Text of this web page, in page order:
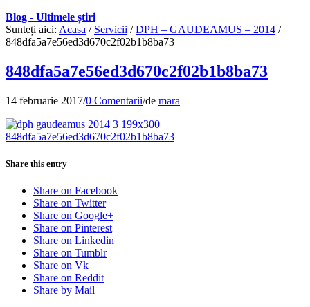
Blog - Ultimele știri
Sunteți aici: Acasa / Servicii / DPH – GAUDEAMUS – 2014 /
848dfa5a7e56ed3d670c2f02b1b8ba73
848dfa5a7e56ed3d670c2f02b1b8ba73
14 februarie 2017/0 Comentarii/de mara
Share this entry
Share on Facebook
Share on Twitter
Share on Google+
Share on Pinterest
Share on Linkedin
Share on Tumblr
Share on Vk
Share on Reddit
Share by Mail